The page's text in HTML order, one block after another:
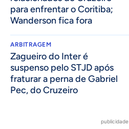
para enfrentar o Coritiba;
Wanderson fica fora
ARBITRAGEM
Zagueiro do Inter é
suspenso pelo STJD após
fraturar a perna de Gabriel
Pec, do Cruzeiro
publicidade